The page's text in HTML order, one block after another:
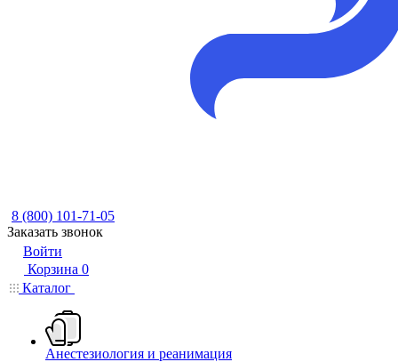
8 (800) 101-71-05
Заказать звонок
Войти
Корзина 0
Каталог
Анестезиология и реанимация